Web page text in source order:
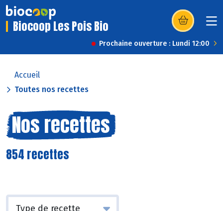
Biocoop Les Pois Bio (s’ouvre dans
Prochaine ouverture : Lundi 12:00
Accueil
Toutes nos recettes
Nos recettes
854 recettes